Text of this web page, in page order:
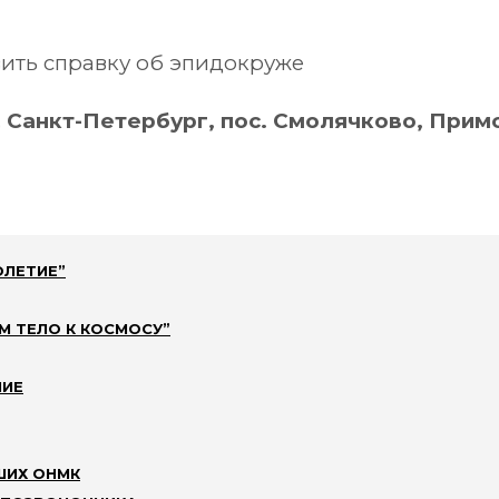
справку об эпидокруже
Санкт-Петербург, пос. Смолячково,
ТЕЛО К КОСМОСУ”
ОНМК
из